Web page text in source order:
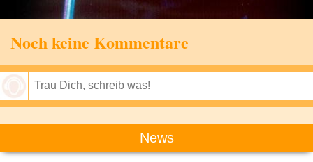
Noch keine Kommentare
News